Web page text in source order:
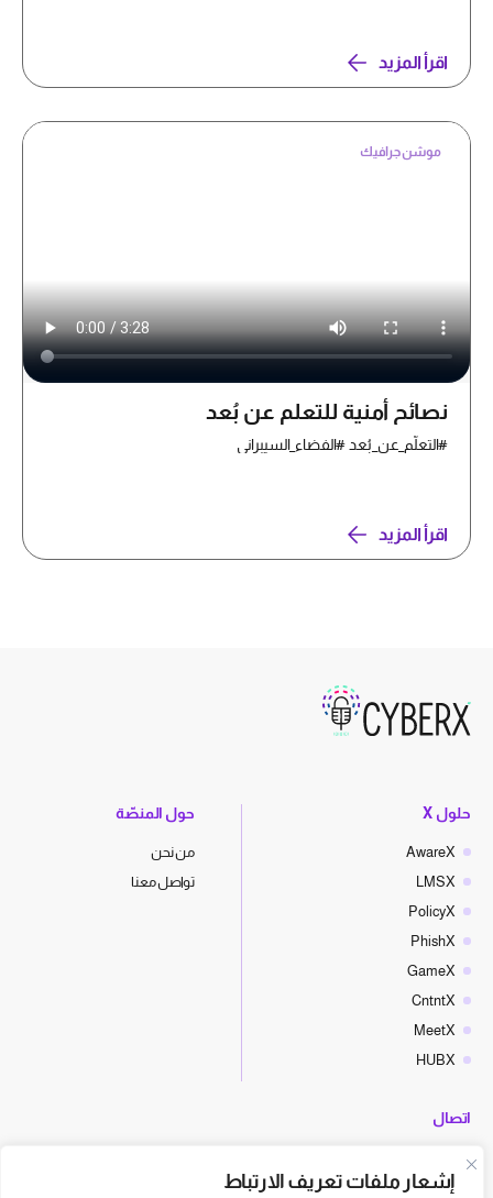
إشعار ملفات تعريف الارتباط
اقرأ المزيد
موشن جرافيك
نصائح أمنية للتعلم عن بُعد
#التعلّم_عن_بُعد #الفضاء_السيبراني
اقرأ المزيد
حلول X
AwareX
LMSX
PolicyX
PhishX
GameX
CntntX
MeetX
HUBX
حول المنصّة
من نحن
تواصل معنا
اتصال
hello@cyberx.world